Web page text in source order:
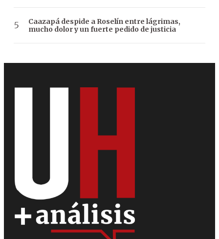
Caazapá despide a Roselín entre lágrimas,
mucho dolor y un fuerte pedido de justicia